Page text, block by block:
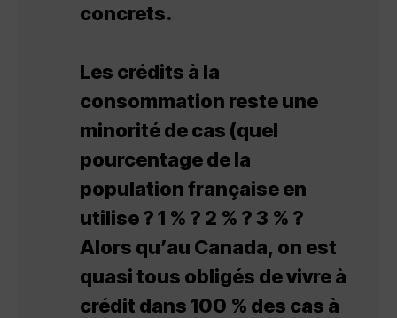
concrets.
Les crédits à la
consommation reste une
minorité de cas (quel
pourcentage de la
population française en
utilise ? 1 % ? 2 % ? 3 % ?
Alors qu’au Canada, on est
quasi tous obligés de vivre à
crédit dans 100 % des cas à